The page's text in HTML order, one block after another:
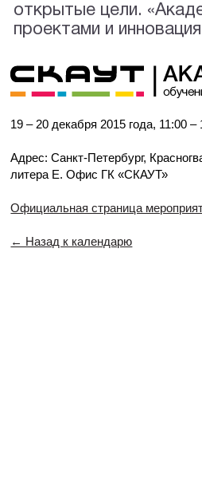
открытые цели.
проектами и
19 – 20 декабря 2015 года, 11:00 –
Адрес: Санкт-Петербург,
литера Е.Офис ГК «СКАУТ»
Официальная страница
← Назад к календарю